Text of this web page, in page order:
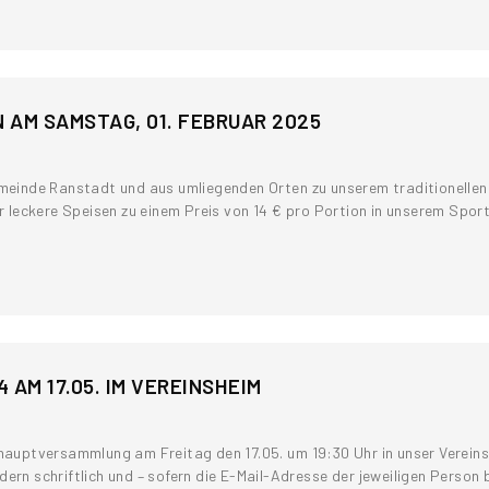
SAMSTAG, 01. FEBRUAR 2025
Ranstadt und aus umliegenden Orten zu unserem
leckere Speisen zu einem Preis von 14 € pro Portion in unserem
17.05. IM VEREINSHEIM
am Freitag den 17.05. um 19:30 Uhr in unser
schriftlich und – sofern die E-Mail-Adresse der jeweiligen